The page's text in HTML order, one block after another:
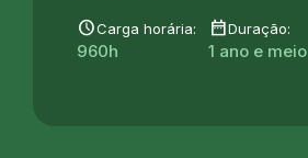
scheduleCarga horária:
960h
date_rangeDuração:
1 ano e meio